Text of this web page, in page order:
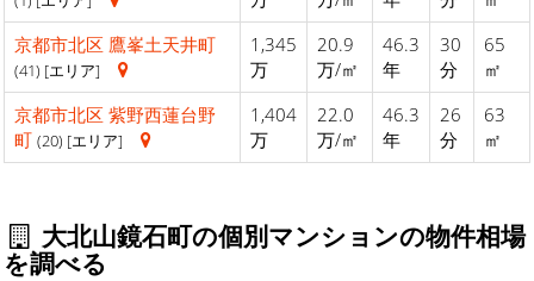
京都市北区 鷹峯土天井町
(41) [エリア]
1,345
万
20.9
万/㎡
46.3
年
30
分
65
㎡
京都市北区 紫野西蓮台野
町 (20) [エリア]
1,404
万
22.0
万/㎡
46.3
年
26
分
63
㎡
大北山鏡石町の個別マンションの物件相場
を調べる